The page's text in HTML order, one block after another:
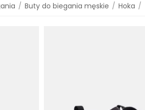
/ Buty do biegania męskie / Hoka /